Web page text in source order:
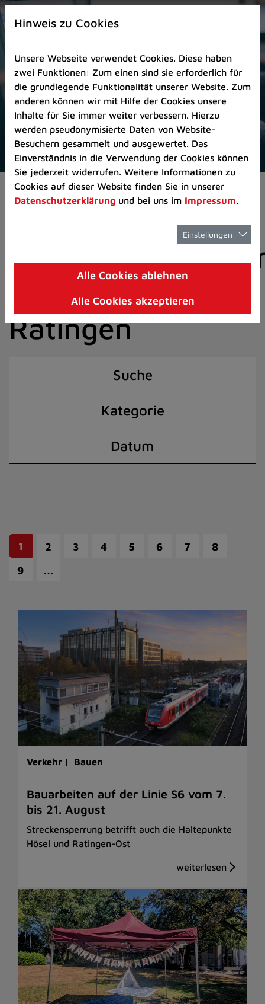
Zur
Startseite
Zum
Seitenanfang
springen
(Schnelltaste
A)
Zur
Navigation/Menü
springen
(Schnelltaste
M)
Zur
8)
I)
Aktuelles Pressemitteilungen
der Stadt
Ratingen
Suche
Kategorie
Datum
1 2 3 4 5 6 7
8
9
…
Verkehr | Bauen
Bauarbeiten auf der Linie S6 vom 7.
bis 21. August
Streckensperrung betrifft auch die Haltepunkte
Hösel und Ratingen-Ost
Hinweis zu Cookies
Unsere Webseite verwendet Cookies. Diese haben
zwei Funktionen: Zum einen sind sie erforderlich für
die grundlegende Funktionalität unserer Website. Zum
anderen können wir mit Hilfe der Cookies unsere
Inhalte für Sie immer weiter verbessern. Hierzu
werden pseudonymisierte Daten von Website-
Besuchern gesammelt und ausgewertet. Das
Einverständnis in die Verwendung der Cookies können
Sie jederzeit widerrufen. Weitere Informationen zu
Cookies auf dieser Website finden Sie in unserer
Datenschutzerklärung und bei uns im Impressum.
Einstellungen
Alle Cookies ablehnen
Alle Cookies akzeptieren